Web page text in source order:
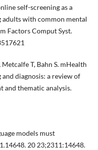
self-screening as a
with common mental
Factors Comput Syst.
T, Bahn S. mHealth
diagnosis: a review of
and thematic analysis.
models must
20 23;2311:14648.